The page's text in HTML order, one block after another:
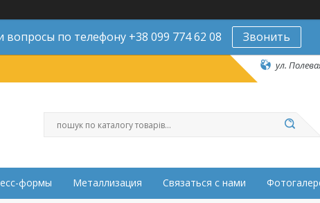
по телефону +38 099 774 62 08 Звонить
ул.
формы Металлизация Связаться с нами